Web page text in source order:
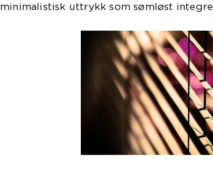
minimalistisk uttrykk som sømløst